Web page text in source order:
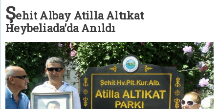
Şehit Albay Atilla Altıkat
Heybeliada’da Anıldı